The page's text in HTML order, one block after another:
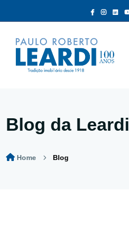
Blog da Leardi
Home Blog